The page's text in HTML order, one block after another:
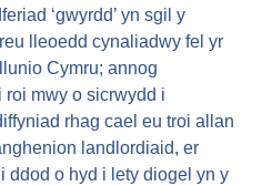
‘gwyrdd’ yn sgil y
lleoedd cynaliadwy fel yr
Cymru; annog
roi mwy o sicrwydd i
rhag cael eu troi allan
landlordiaid, er
ddod o hyd i lety diogel yn y